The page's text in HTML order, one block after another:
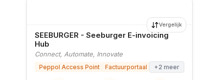
SEEBURGER - Seeburger E-invoicing
Hub
Connect, Automate, Innovate
Peppol Access Point Factuurportaal +2 meer
Vergelijk